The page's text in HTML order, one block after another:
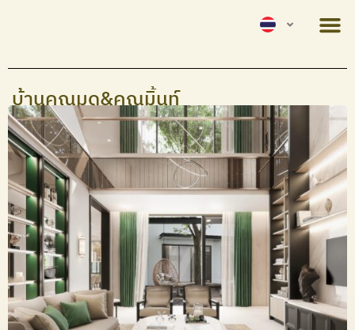
บ้านคุณมด&คุณมิ้นท์